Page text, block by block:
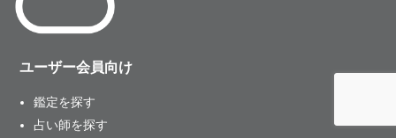
ユーザー会員向け
鑑定を探す
占い師を探す